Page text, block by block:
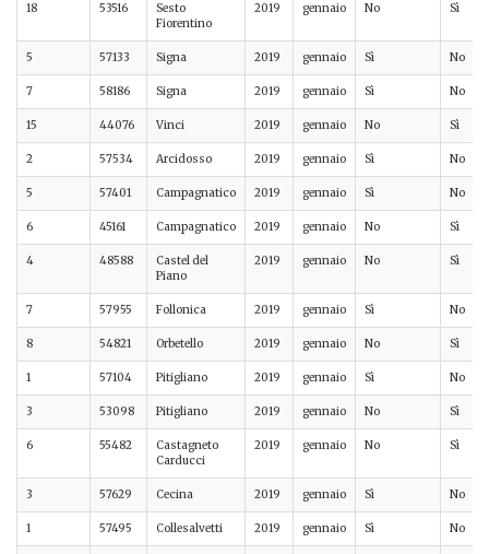
18 53516
Sesto
Fiorentino
2019 gennaio No Sì
5 57133 Signa 2019 gennaio Sì No
7 58186 Signa 2019 gennaio Sì No
15 44076 Vinci 2019 gennaio No Sì
2 57534 Arcidosso 2019 gennaio Sì No
5 57401 Campagnatico 2019 gennaio Sì No
6 45161 Campagnatico 2019 gennaio No Sì
4 48588
Castel del
Piano
2019 gennaio No Sì
7 57955 Follonica 2019 gennaio Sì No
8 54821 Orbetello 2019 gennaio No Sì
1 57104 Pitigliano 2019 gennaio Sì No
3 53098 Pitigliano 2019 gennaio No Sì
6 55482
Castagneto
Carducci
2019 gennaio No Sì
3 57629 Cecina 2019 gennaio Sì No
1 57495 Collesalvetti 2019 gennaio Sì No